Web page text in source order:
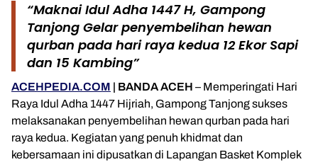
“Maknai Idul Adha 1447 H, Gampong
Tanjong Gelar penyembelihan hewan
qurban pada hari raya kedua 12 Ekor Sapi
dan 15 Kambing”
ACEHPEDIA.COM | BANDA ACEH – Memperingati Hari
Raya Idul Adha 1447 Hijriah, Gampong Tanjong sukses
melaksanakan penyembelihan hewan qurban pada hari
raya kedua. Kegiatan yang penuh khidmat dan
kebersamaan ini dipusatkan di Lapangan Basket Komplek